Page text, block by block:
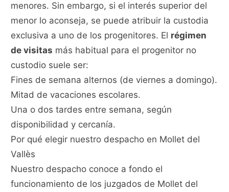
menores. Sin embargo, si el interés superior del
menor lo aconseja, se puede atribuir la custodia
exclusiva a uno de los progenitores. El régimen
de visitas más habitual para el progenitor no
custodio suele ser:
Fines de semana alternos (de viernes a domingo).
Mitad de vacaciones escolares.
Una o dos tardes entre semana, según
disponibilidad y cercanía.
Por qué elegir nuestro despacho en Mollet del
Vallès
Nuestro despacho conoce a fondo el
funcionamiento de los juzgados de Mollet del